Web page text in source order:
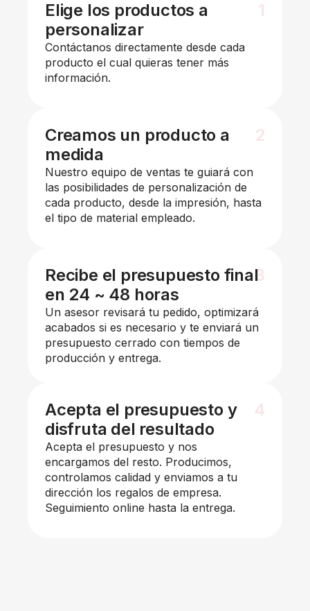
1
Elige los productos a
personalizar
Contáctanos directamente desde cada
producto el cual quieras tener más
información.
2
Creamos un producto a
medida
Nuestro equipo de ventas te guiará con
las posibilidades de personalización de
cada producto, desde la impresión, hasta
el tipo de material empleado.
3
Recibe el presupuesto final
en 24 ~ 48 horas
Un asesor revisará tu pedido, optimizará
acabados si es necesario y te enviará un
presupuesto cerrado con tiempos de
producción y entrega.
4
Acepta el presupuesto y
disfruta del resultado
Acepta el presupuesto y nos
encargamos del resto. Producimos,
controlamos calidad y enviamos a tu
dirección los regalos de empresa.
Seguimiento online hasta la entrega.